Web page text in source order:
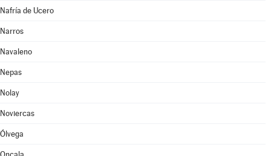
Nafría de Ucero
Narros
Navaleno
Nepas
Nolay
Noviercas
Ólvega